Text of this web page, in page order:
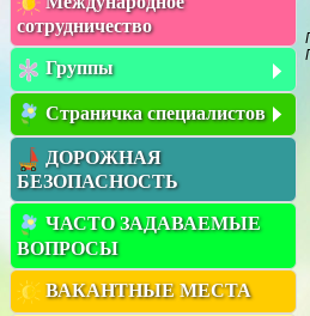
сотрудничество
Группы
Страничка специалистов
ДОРОЖНАЯ
БЕЗОПАСНОСТЬ
ЧАСТО ЗАДАВАЕМЫЕ
ВОПРОСЫ
ВАКАНТНЫЕ МЕСТА